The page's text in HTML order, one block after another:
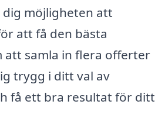
möjligheten att
att få den bästa
att samla in flera offerter
trygg i ditt val av
få ett bra resultat för ditt